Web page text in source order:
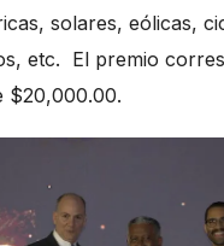
solares, eólicas,
etc. El premio
$20,000.00.